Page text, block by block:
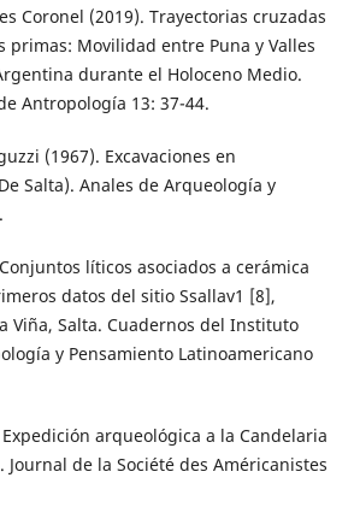
Coronel (2019). Trayectorias cruzadas
primas: Movilidad entre Puna y Valles
durante el Holoceno Medio.
Antropología 13: 37-44.
(1967). Excavaciones en
Salta). Anales de Arqueología y
líticos asociados a cerámica
datos del sitio Ssallav1 [8],
Viña, Salta. Cuadernos del Instituto
y Pensamiento Latinoamericano
arqueológica a la Candelaria
Journal de la Société des Américanistes